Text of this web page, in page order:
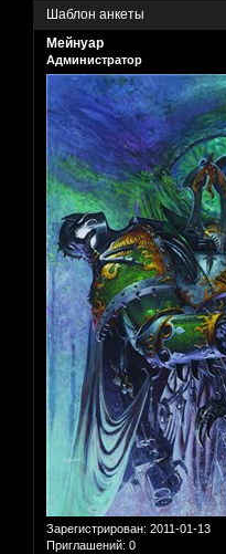
Шаблон анкеты
Мейнуар
Администратор
Зарегистрирован: 2011-01-13
Приглашений: 0